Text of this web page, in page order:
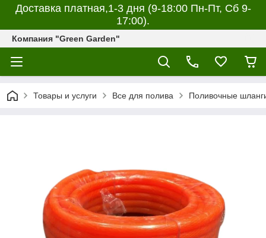
Доставка платная,1-3 дня (9-18:00 Пн-Пт, Сб 9-
17:00).
Компания "Green Garden"
Товары и услуги Все для полива Поливочные